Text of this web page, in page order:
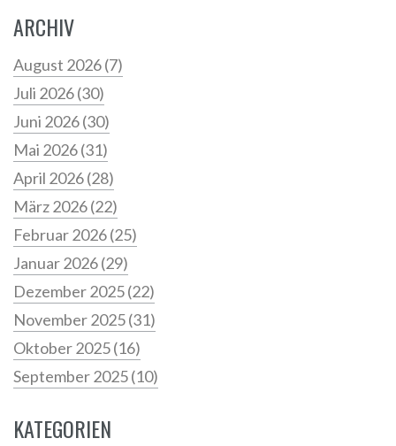
ARCHIV
August 2026(7)
Juli 2026(30)
Juni 2026(30)
Mai 2026(31)
April 2026(28)
März 2026(22)
Februar 2026(25)
Januar 2026(29)
Dezember 2025(22)
November 2025(31)
Oktober 2025(16)
September 2025(10)
KATEGORIEN